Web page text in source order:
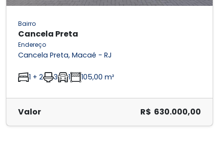
Bairro
Cancela Preta
Endereço
Cancela Preta, Macaé - RJ
1 + 2 3 1 105,00 m²
Valor R$ 630.000,00